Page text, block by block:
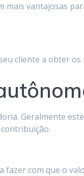
vantajosas
cliente a obter
Geralmente
com que o